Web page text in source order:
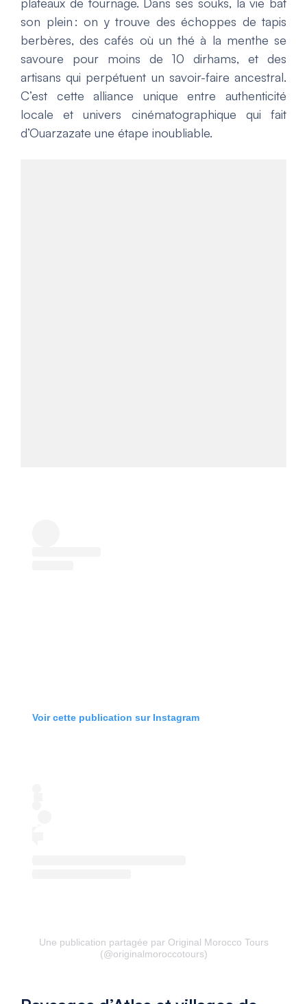
son plein : on y trouve des échoppes de tapis
berbères, des cafés où un thé à la menthe se
savoure pour moins de 10 dirhams, et des
artisans qui perpétuent un savoir-faire ancestral.
C’est cette alliance unique entre authenticité
locale et univers cinématographique qui fait
d’Ouarzazate une étape inoubliable.
Voir cette publication sur Instagram
Une publication partagée par Original Morocco Tours
(@originalmoroccotours)